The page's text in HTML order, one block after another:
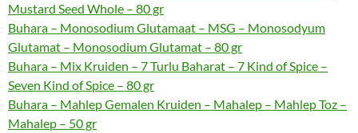
Mustard Seed Whole – 80 gr
Buhara – Monosodium Glutamaat – MSG – Monosodyum
Glutamat – Monosodium Glutamat – 80 gr
Buhara – Mix Kruiden – 7 Turlu Baharat – 7 Kind of Spice –
Seven Kind of Spice – 80 gr
Buhara – Mahlep Gemalen Kruiden – Mahalep – Mahlep Toz –
Mahalep – 50 gr